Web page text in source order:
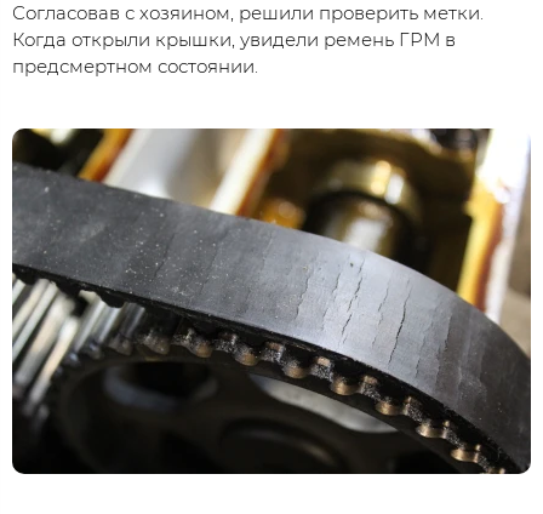
Согласовав с хозяином, решили проверить метки.
Когда открыли крышки, увидели ремень ГРМ в
предсмертном состоянии.